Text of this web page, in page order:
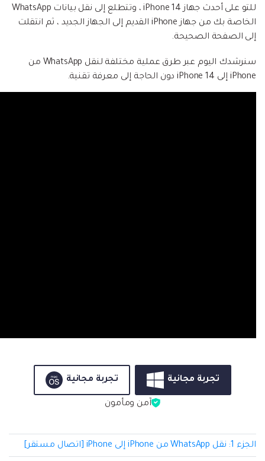
نقل WhatsApp
تحديث iOS
إعادة ضبط المصنع.
MobileTrans App
الأجهزة.
للتو على أحدث جهاز iPhone 14 ، وتتطلع إلى نقل بيانات WhatsApp
الخاصة بك من جهاز iPhone القديم إلى الجهاز الجديد ، ثم انتقلت
إلى الصفحة الصحيحة.
سنرشدك اليوم عبر طرق عملية مختلفة لنقل WhatsApp من
iPhone إلى iPhone 14 دون الحاجة إلى معرفة تقنية.
تجربة مجانية تجربة مجانية
آمن ومأمون
الجزء 1: نقل WhatsApp من iPhone إلى iPhone [اتصال مستقر]